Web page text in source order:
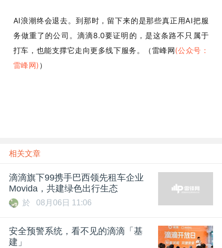
AI浪潮终会退去。到那时，留下来的是那些真正用AI把服
务做重了的公司。滴滴8.0要证明的，是这条路不只属于
打车，也能支撑它走向更多线下服务。（雷峰网(公众号：
雷峰网) ）
相关文章
滴滴旗下99携手巴西领先租车企业
Movida，共建绿色出行生态
於 08月06日 11:06
安全预警系统，看不见的滴滴「基
建」